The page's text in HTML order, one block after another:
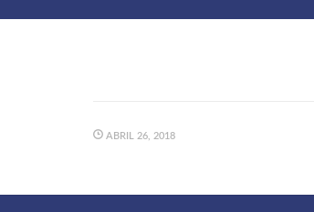
ABRIL 26, 2018